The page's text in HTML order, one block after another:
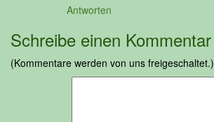
Antworten
Schreibe einen Kommentar
(Kommentare werden von uns freigeschaltet.)